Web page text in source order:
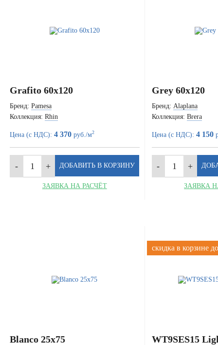
Grafito 60x120
Бренд: Pamesa
Коллекция: Rhin
Цена (с НДС): 4 370 руб./м2
ЗАЯВКА НА РАСЧЁТ
Grey 60x120
Бренд: Alaplana
Коллекция: Brera
Цена (с НДС): 4 150
ЗАЯВКА
Blanco 25x75
скидка в корзине
WT9SES15